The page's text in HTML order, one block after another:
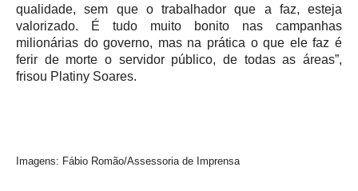
qualidade, sem que o trabalhador que a faz, esteja
valorizado. É tudo muito bonito nas campanhas
milionárias do governo, mas na prática o que ele faz é
ferir de morte o servidor público, de todas as áreas”,
frisou Platiny Soares.
Imagens: Fábio Romão/Assessoria de Imprensa